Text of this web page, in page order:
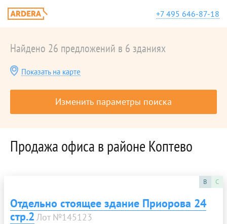
+7 495 646-87-18
Найдено 26 предложений в 6 зданиях
Показать на карте
Изменить параметры поиска
Продажа офиса в районе Коптево
B C
Отдельно стоящее здание Приорова 24
стр.2 Лот №145123